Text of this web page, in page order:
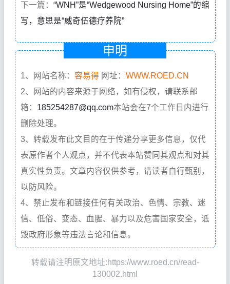
下一篇： “WNH”是“Wedgewood Nursing Home”的缩
写，意思是“威奇伍德疗养院”
申明
1、网站名称： 容易得 网址： WWW.ROED.CN
2、网站的内容来源于网络，如有侵权，请联系邮
箱： 185254287@qq.com本站会在7个工作日内进行
删除处理。
3、转载发布此文目的在于传递分享更多信息，仅代
表原作者个人观点，并不代表本站赞同其观点和对其
真实性负责。文章内容仅供参考，请读者自行甄别，
以防风险。
4、禁止发布和链接任何有关政治、色情、宗教、迷
信、低俗、变态、血腥、暴力以及危害国家安全，诋
毁政府形象等违法言论和信息。
转载请注明原文地址:https://www.roed.cn/read-
130002.html